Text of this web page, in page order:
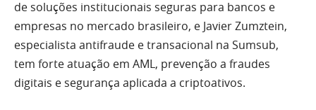
de soluções institucionais seguras para bancos e
empresas no mercado brasileiro, e Javier Zumztein,
especialista antifraude e transacional na Sumsub,
tem forte atuação em AML, prevenção a fraudes
digitais e segurança aplicada a criptoativos.